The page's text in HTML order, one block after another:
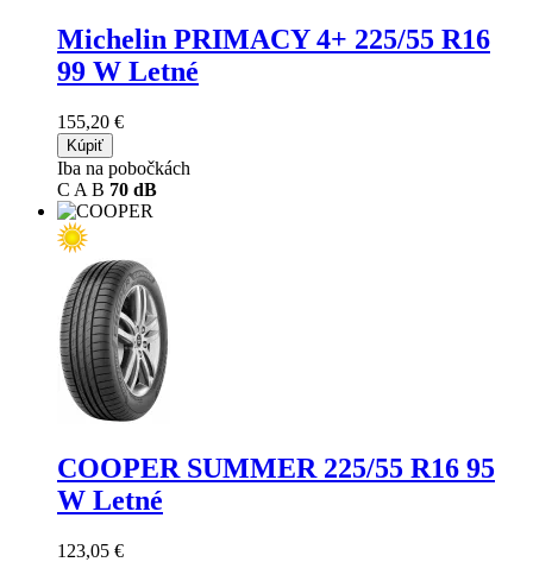
Michelin PRIMACY 4+ 225/55 R16
99 W Letné
155,20 €
Kúpiť
Iba na pobočkách
C A B 70 dB
COOPER SUMMER 225/55 R16 95
W Letné
123,05 €